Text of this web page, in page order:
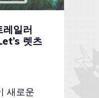
일러
렛츠
새로운